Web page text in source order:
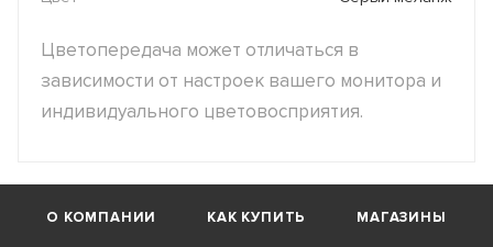
Цветопередача может отличаться в
зависимости от настроек вашего монитора и
индивидуального цветовосприятия.
О КОМПАНИИ КАК КУПИТЬ МАГАЗИНЫ